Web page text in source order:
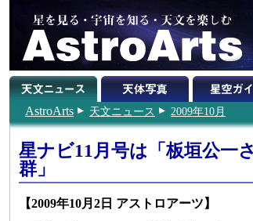
AstroArts 天文ニュース 2009年10月
星ナビ11月号は「板垣公一
群」
【2009年10月2日 アストロアーツ】